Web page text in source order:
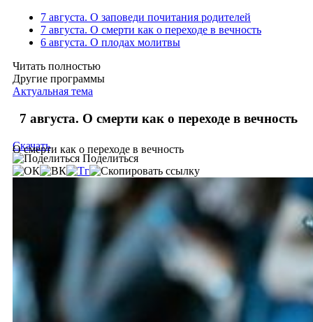
7 августа. О заповеди почитания родителей
7 августа. О смерти как о переходе в вечность
6 августа. О плодах молитвы
Читать полностью
Другие программы
Актуальная тема
7 августа. О смерти как о переходе в вечность
О смерти как о переходе в вечность
Скачать
Поделиться